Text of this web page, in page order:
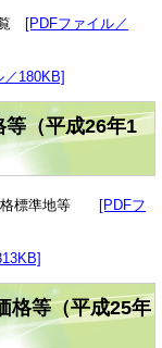
[PDFファイル／
／180KB]
（平成26年1
標準地等
[PDFフ
格等（平成25年